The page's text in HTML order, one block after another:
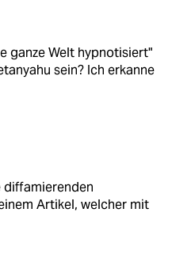
ganze Welt hypnotisiert"
sein? Ich erkanne
diffamierenden
Artikel, welcher mit